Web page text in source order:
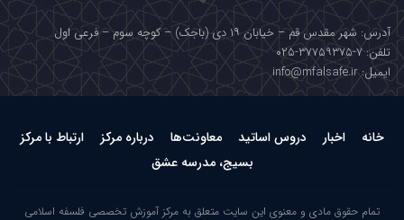
آدرس: شهر مقدس قم – خیابان ۱۹ دی (باجک) – کوچه سوم – فرعی اول
تلفن: ۷-۳۷۷۵۹۳۷۵-۰۲۵
ایمیل: info@mfalsafe.ir
خانه اخبار دروس اساتید معاونت‌ها درباره مرکز
ارتباط با مرکز
بسیج، مدرسه عشق
تمام حقوق مادی و معنوی این سایت متعلق به مرکز آموزش تخصصی فلسفه اسلامی